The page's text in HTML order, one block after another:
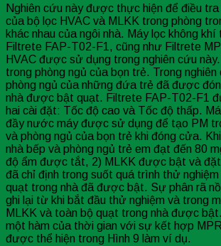
Nghiên cứu này được thực hiện để điều
của bộ lọc HVAC và MLKK trong phòng
khác nhau của ngôi nhà. Máy lọc không khí
Filtrete FAP-T02-F1, cũng như Filtrete
HVAC được sử dụng trong nghiên cứu
trong phòng ngủ của bọn trẻ. Trong
phòng ngủ của những đứa trẻ đã được
nhà được bật quạt. Filtrete FAP-T02-F1
hai cài đặt: Tốc độ cao và Tốc độ thấp.
đầy nước máy được sử dụng để tạo PM
và phòng ngủ của bọn trẻ khi đóng cửa.
nhà bếp và phòng ngủ trẻ em đạt đến 80
độ ẩm được tắt, 2) MLKK được bật và
đã chỉ định trong suốt quá trình thử
quạt trong nhà đã được bật. Sự phân rã
ghi lại từ khi bắt đầu thử nghiệm và trong
MLKK và toàn bộ quạt trong nhà được
một hàm của thời gian với sự kết hợp
được thể hiện trong Hình 9 làm ví dụ.